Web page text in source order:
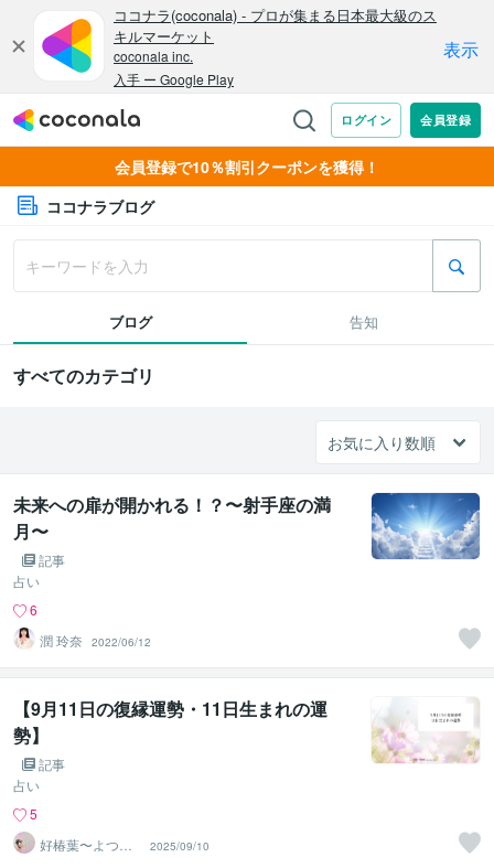
会員登録で10％割引クーポンを獲得！
ココナラブログ
ブログ 告知
すべてのカテゴリ
未来への扉が開かれる！？〜射手座の満
月〜
記事
占い
6
潤 玲奈
2022/06/12
【9月11日の復縁運勢・11日生まれの運
勢】
記事
占い
5
好椿葉〜よつ
ば〜
2025/09/10